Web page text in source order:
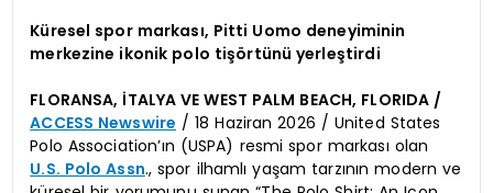
Küresel spor markası, Pitti Uomo deneyiminin
merkezine ikonik polo tişörtünü yerleştirdi
FLORANSA, İTALYA VE WEST PALM BEACH, FLORIDA /
ACCESS Newswire / 18 Haziran 2026 / United States
Polo Association’ın (USPA) resmi spor markası olan
U.S. Polo Assn., spor ilhamlı yaşam tarzının modern ve